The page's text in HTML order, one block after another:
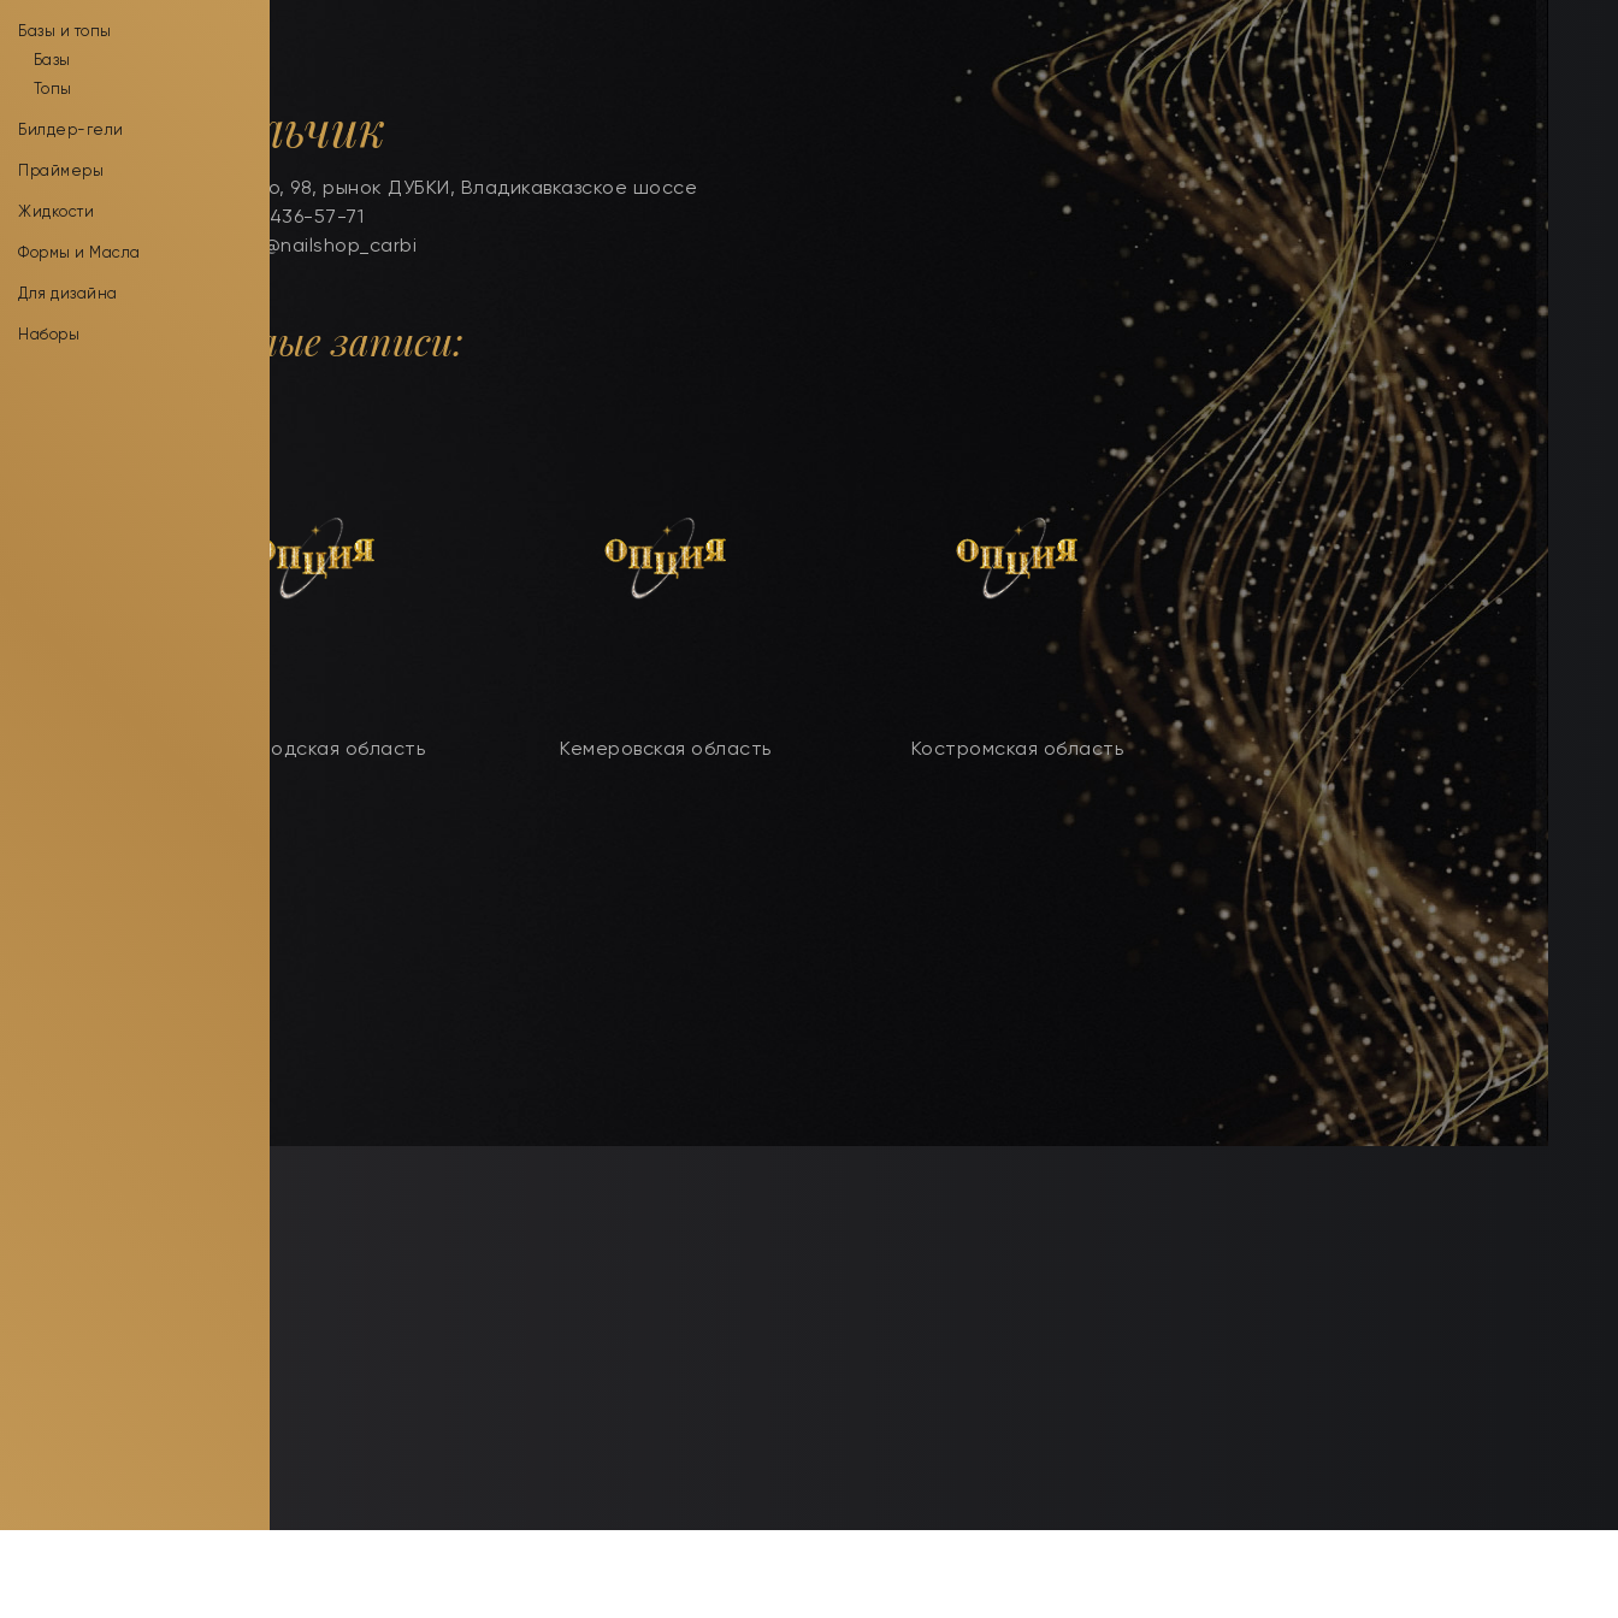
Базы и топы
Базы
Топы
Билдер-гели
Праймеры
Жидкости
Формы и Масла
Для дизайна
Наборы
г. Нальчик
ул. Толстого, 98, рынок ДУБКИ, Владикавказское шоссе
тел. 8-905-436-57-71
Instagram: @nailshop_carbi
Прошлые записи:
Новгородская область Кемеровская область Костромская область